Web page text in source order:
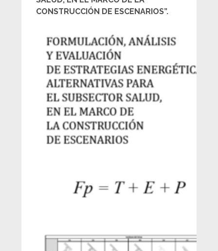
CONSTRUCCIÓN DE ESCENARIOS”.